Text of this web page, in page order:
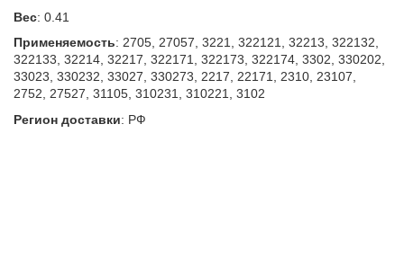
Вес: 0.41
Применяемость: 2705, 27057, 3221, 322121, 32213, 322132,
322133, 32214, 32217, 322171, 322173, 322174, 3302, 330202,
33023, 330232, 33027, 330273, 2217, 22171, 2310, 23107,
2752, 27527, 31105, 310231, 310221, 3102
Регион доставки: РФ